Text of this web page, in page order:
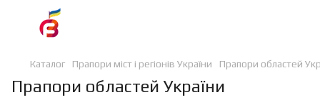
Каталог Прапори міст і регіонів України Прапори областей
Прапори областей України